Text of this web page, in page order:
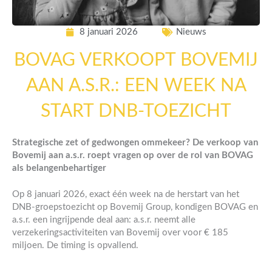
8 januari 2026 Nieuws
BOVAG VERKOOPT BOVEMIJ
AAN A.S.R.: EEN WEEK NA
START DNB-TOEZICHT
Strategische zet of gedwongen ommekeer? De verkoop van
Bovemij aan a.s.r. roept vragen op over de rol van BOVAG
als belangenbehartiger
Op 8 januari 2026, exact één week na de herstart van het
DNB-groepstoezicht op Bovemij Group, kondigen BOVAG en
a.s.r. een ingrijpende deal aan: a.s.r. neemt alle
verzekeringsactiviteiten van Bovemij over voor € 185
miljoen. De timing is opvallend.